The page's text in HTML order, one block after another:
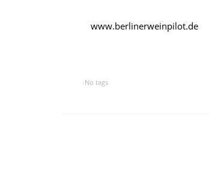
www.berlinerweinpilot.de
No tags